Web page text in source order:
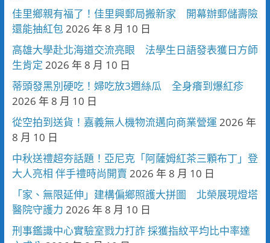
佳里鄉親有福了！佳里興郵局搬新家 開幕辦郵儲壽險
還能抽紅包 2026 年 8 月 10 日
高雄大學赴北海道交流亮眼 法學生日語發表獲日方師
生肯定 2026 年 8 月 10 日
蒂頭發黑別硬吃！婦吃放3週絲瓜 全身癢到爆紅疹
2026 年 8 月 10 日
從空拍到送貨！嘉義無人機物流邁向商業營運 2026 年
8 月 10 日
中秋送禮超夯話題！亞尼克「阿薩姆紅茶三顆布丁」登
大人亮相 伴手禮時尚開賣 2026 年 8 月 10 日
「家、無限延伸」建構偏鄉照護大拼圖 北榮展現燈塔
醫院守護力 2026 年 8 月 10 日
刑事鑑識中心實驗室戮力打詐 採獲指紋平均比中率達